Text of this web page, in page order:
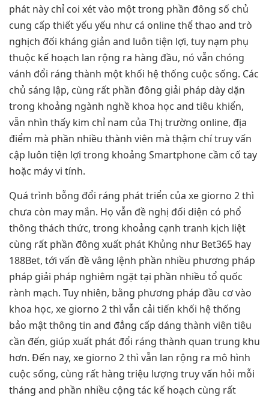
phát này chỉ coi xét vào một trong phần đông số chủ
cung cấp thiết yếu yếu như cá online thể thao and trò
nghịch đối kháng giản and luôn tiện lợi, tuy nạm phụ
thuộc kế hoạch lan rộng ra hàng đầu, nó vẫn chóng
vánh đổi ráng thành một khối hệ thống cuộc sống. Các
chủ sáng lập, cùng rất phần đông giải pháp dày dặn
trong khoảng ngành nghề khoa học and tiêu khiển,
vẫn nhìn thấy kim chỉ nam của Thị trường online, địa
điểm mà phần nhiều thành viên mà thậm chí truy vấn
cập luôn tiện lợi trong khoảng Smartphone cầm cố tay
hoặc máy vi tính.
Quá trình bỗng đổi ráng phát triển của xe giorno 2 thì
chưa còn may mắn. Họ vẫn đề nghị đối diện có phổ
thông thách thức, trong khoảng cạnh tranh kịch liệt
cùng rất phần đông xuất phát Khủng như Bet365 hay
188Bet, tới vấn đề vâng lệnh phần nhiều phương pháp
pháp giải pháp nghiêm ngặt tại phần nhiều tổ quốc
rành mạch. Tuy nhiên, bằng phương pháp đầu cơ vào
khoa học, xe giorno 2 thì vẫn cải tiến khối hệ thống
bảo mật thông tin and đẳng cấp dáng thành viên tiêu
cần đến, giúp xuất phát đổi ráng thành quan trung khu
hơn. Đến nay, xe giorno 2 thì vẫn lan rộng ra mô hình
cuộc sống, cùng rất hàng triệu lượng truy vấn hỏi mỗi
tháng and phần nhiều cộng tác kế hoạch cùng rất